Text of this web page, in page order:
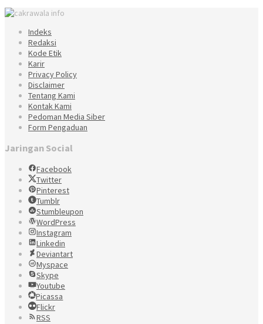
Indeks
Redaksi
Kode Etik
Karir
Privacy Policy
Disclaimer
Tentang Kami
Kontak Kami
Pedoman Media Siber
Form Pengaduan
Jaringan Social
Facebook
Twitter
Pinterest
Tumblr
Stumbleupon
WordPress
Instagram
Linkedin
Deviantart
Myspace
Skype
Youtube
Picassa
Flickr
RSS